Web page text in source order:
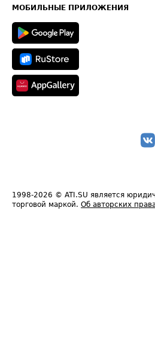
Техническая информация
МОБИЛЬНЫЕ ПРИЛОЖЕНИЯ
1998-2026 © ATI.SU является
торговой маркой. Об авторских